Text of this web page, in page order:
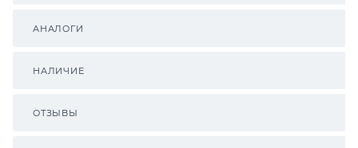
АНАЛОГИ
НАЛИЧИЕ
ОТЗЫВЫ